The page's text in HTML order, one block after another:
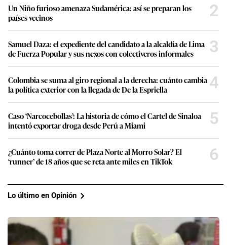
Un Niño furioso amenaza Sudamérica: así se preparan los
países vecinos
2
Samuel Daza: el expediente del candidato a la alcaldía de Lima
de Fuerza Popular y sus nexos con colectiveros informales
3
Colombia se suma al giro regional a la derecha: cuánto cambia
la política exterior con la llegada de De la Espriella
4
Caso ‘Narcocebollas’: La historia de cómo el Cartel de Sinaloa
intentó exportar droga desde Perú a Miami
5
¿Cuánto toma correr de Plaza Norte al Morro Solar? El
‘runner’ de 18 años que se reta ante miles en TikTok
6
Lo último en Opinión